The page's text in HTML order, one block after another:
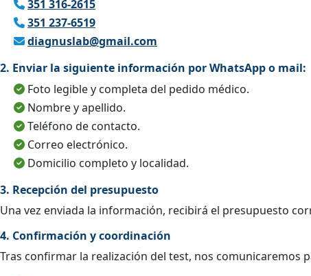
351 316-2615
351 237-6519
diagnuslab@gmail.com
2. Enviar la siguiente información por WhatsApp o mail:
Foto legible y completa del pedido médico.
Nombre y apellido.
Teléfono de contacto.
Correo electrónico.
Domicilio completo y localidad.
3. Recepción del presupuesto
Una vez enviada la información, recibirá el presupuesto
4. Confirmación y coordinación
Tras confirmar la realización del test, nos comunicaremos